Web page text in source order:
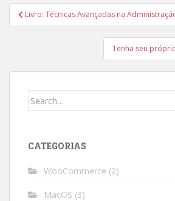
Post
navigation
Livro: Técnicas Avançadas na
Tenha seu
Search
CATEGORIAS
WooCommerce (2)
MacOS (3)